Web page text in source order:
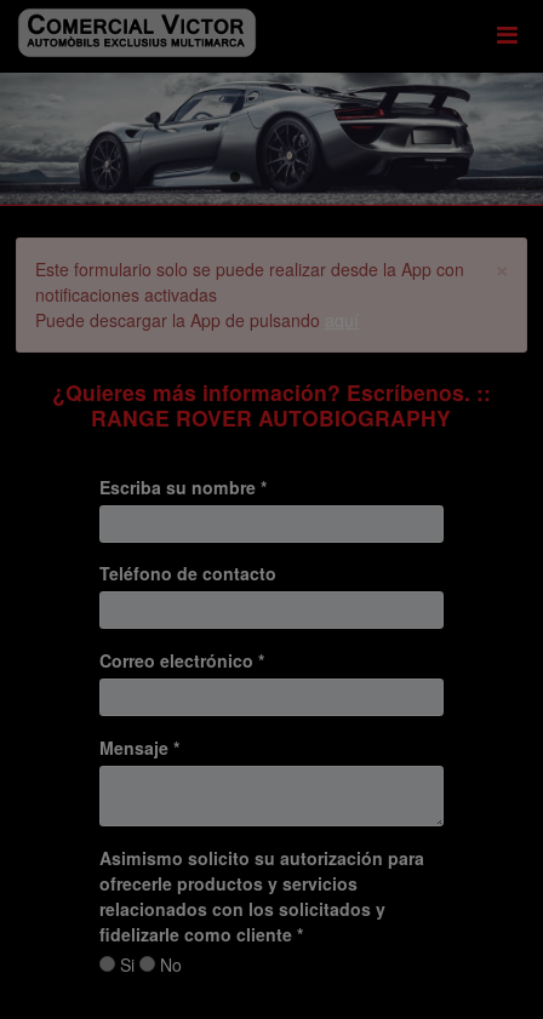
Este formulario solo se puede realizar desde la App con
notificaciones activadas
Puede descargar la App de pulsando
¿Quieres más información? Escríbenos. ::
RANGE ROVER AUTOBIOGRAPHY
Escriba su nombre *
Teléfono de contacto
Correo electrónico *
Mensaje *
Asimismo solicito su autorización para
ofrecerle productos y servicios
relacionados con los solicitados y
fidelizarle como cliente *
Si
No